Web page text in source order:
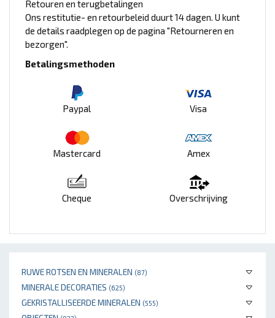
RUWE ROTSEN EN MINERALEN (87)
MINERALE DECORATIES (625)
GEKRISTALLISEERDE MINERALEN (555)
Retouren en terugbetalingen
Ons restitutie- en retourbeleid duurt 14 dagen. U kunt
de details raadplegen op de pagina "Retourneren en
bezorgen".
Betalingsmethoden
Paypal Visa
Mastercard Amex
Cheque Overschrijving